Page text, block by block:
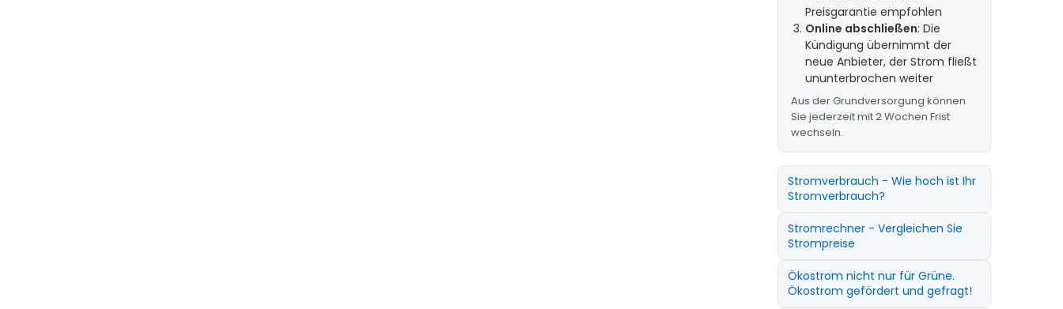
Preisgarantie empfohlen
Online abschließen: Die
Kündigung übernimmt der
neue Anbieter, der Strom fließt
ununterbrochen weiter
Aus der Grundversorgung können
Sie jederzeit mit 2 Wochen Frist
wechseln.
Stromverbrauch - Wie hoch ist Ihr
Stromverbrauch?
Stromrechner - Vergleichen Sie
Strompreise
Ökostrom nicht nur für Grüne.
Ökostrom gefördert und gefragt!